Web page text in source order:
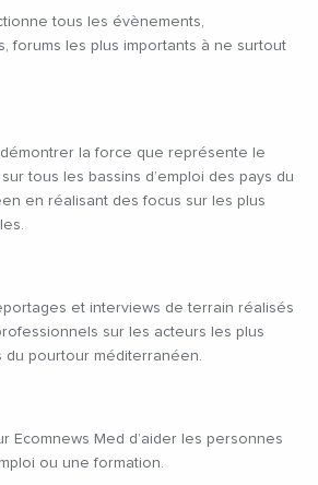
tous les évènements,
forums les plus importants à ne surtout
la force que représente le
tous les bassins d’emploi des pays du
en réalisant des focus sur les plus
et interviews de terrain réalisés
sur les acteurs les plus
du pourtour méditerranéen.
Ecomnews Med d’aider les personnes
ou une formation.